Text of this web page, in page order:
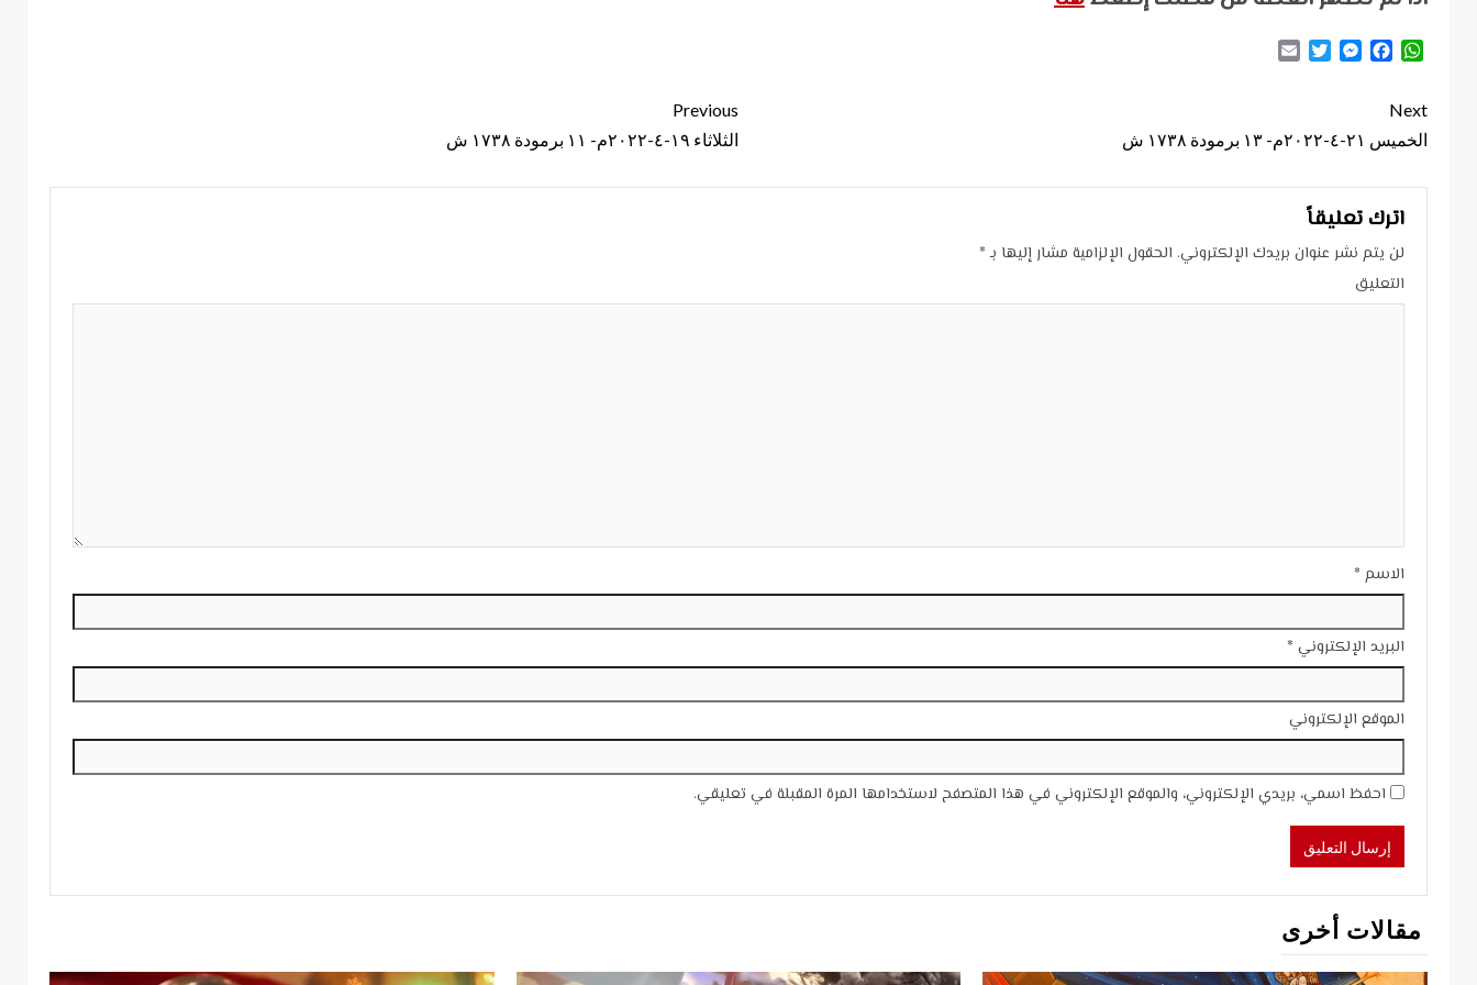
WhatsApp
Facebook
Messenger
Twitter
Continue
Reading
Previous
الثلاثاء ١٩-٤-٢٠٢٢م- ١١ برمودة ١٧٣٨ ش
Next
الخميس ٢١-٤-٢٠٢٢م- ١٣ برمودة ١٧٣٨ ش
اترك تعليقاً
لن يتم نشر عنوان بريدك الإلكتروني. الحقول الإلزامية مشار إليها بـ*
التعليق
الاسم *
البريد الإلكتروني *
الموقع الإلكتروني
احفظ اسمي، بريدي الإلكتروني، والموقع الإلكتروني في هذا المتصفح لاستخدامها المرة المقبلة في تعليقي.
مقالات أخرى